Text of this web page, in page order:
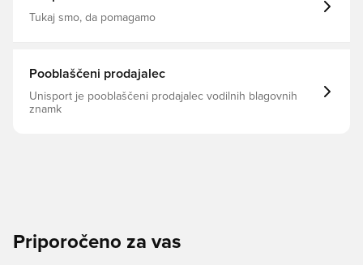
Tukaj smo, da pomagamo
Pooblaščeni prodajalec
Unisport je pooblaščeni prodajalec vodilnih blagovnih
znamk
Priporočeno za vas